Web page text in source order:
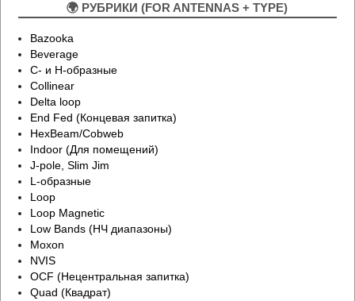
🌍 РУБРИКИ (FOR ANTENNAS + TYPE)
Bazooka
Beverage
C- и H-образные
Collinear
Delta loop
End Fed (Концевая запитка)
HexBeam/Cobweb
Indoor (Для помещений)
J-pole, Slim Jim
L-образные
Loop
Loop Magnetic
Low Bands (НЧ диапазоны)
Moxon
NVIS
OCF (Нецентральная запитка)
Quad (Квадрат)